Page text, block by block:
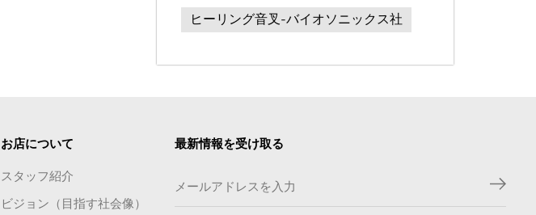
ヒーリング音叉-バイオソニックス社
お店について
スタッフ紹介
ビジョン（目指す社会像）
最新情報を受け取る